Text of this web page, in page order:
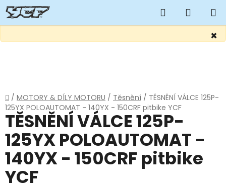
×
Hledat
KOŠÍK
Domů
/ MOTORY & DÍLY MOTORU / Těsnění / TĚSNĚNÍ VÁLCE 125P-
125YX POLOAUTOMAT - 140YX - 150CRF pitbike YCF
TĚSNĚNÍ VÁLCE 125P-
125YX POLOAUTOMAT -
140YX - 150CRF pitbike
YCF